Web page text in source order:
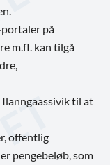
på
m.fl. kan tilgå
til at
offentlig
pengebeløb, som